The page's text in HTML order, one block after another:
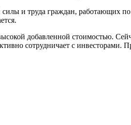
силы и труда граждан, работающих
добавленной стоимостью.
сотрудничает с инвесторами.